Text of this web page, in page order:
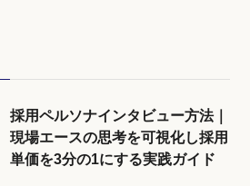
採用ペルソナインタビュー方法｜
現場エースの思考を可視化し採用
単価を3分の1にする実践ガイド